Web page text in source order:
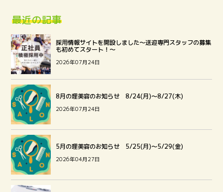
最近の記事
採用情報サイトを開設しました～送迎専門スタッフの募集
も初めてスタート！～
2026年07月24日
8月の理美容のお知らせ 8/24(月)～8/27(木)
2026年07月24日
5月の理美容のお知らせ 5/25(月)～5/29(金)
2026年04月27日